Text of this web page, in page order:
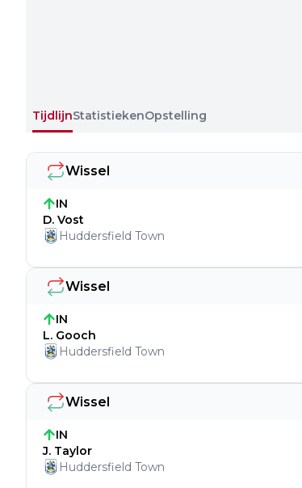
TijdlijnStatistiekenOpstelling
Wissel
IN
J. Taylor
Huddersfield Town
Wissel
IN
L. Gooch
Huddersfield Town
Wissel
IN
D. Vost
Huddersfield Town